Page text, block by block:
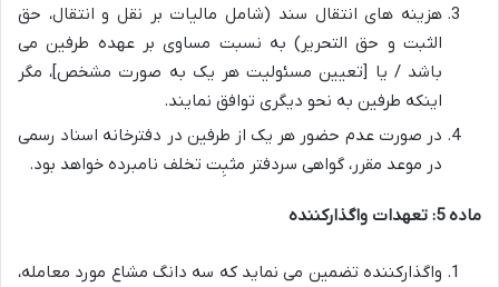
هزینه های انتقال سند (شامل مالیات بر نقل و انتقال، حق
الثبت و حق التحریر) به نسبت مساوی بر عهده طرفین می
باشد / یا [تعیین مسئولیت هر یک به صورت مشخص]، مگر
اینکه طرفین به نحو دیگری توافق نمایند.
در صورت عدم حضور هر یک از طرفین در دفترخانه اسناد رسمی
در موعد مقرر، گواهی سردفتر مثبِت تخلف نامبرده خواهد بود.
ماده 5: تعهدات واگذارکننده
واگذارکننده تضمین می نماید که سه دانگ مشاع مورد معامله،